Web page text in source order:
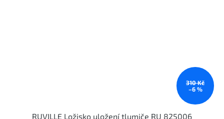
310 Kč
–6 %
RUVILLE Ložisko uložení tlumiče RU 825006